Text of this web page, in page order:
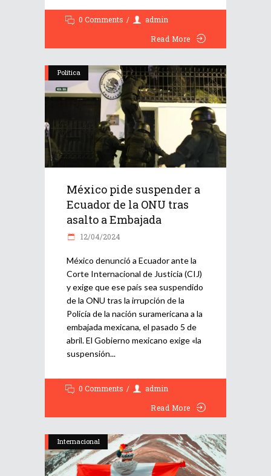
0 Comments
admin
Read More
Política
México pide suspender a
Ecuador de la ONU tras
asalto a Embajada
12/04/2024
México denunció a Ecuador ante la
Corte Internacional de Justicia (CIJ)
y exige que ese país sea suspendido
de la ONU tras la irrupción de la
Policía de la nación suramericana a la
embajada mexicana, el pasado 5 de
abril. El Gobierno mexicano exige «la
suspensión
0 Comments
admin
Read More
Internacional